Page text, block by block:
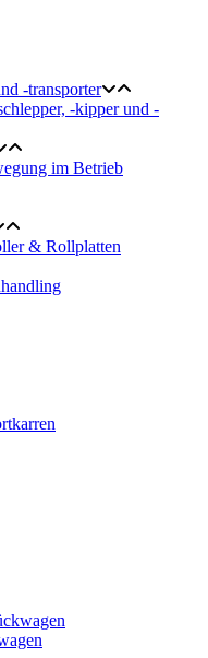
-transporter
-kipper und -
im Betrieb
& Rollplatten